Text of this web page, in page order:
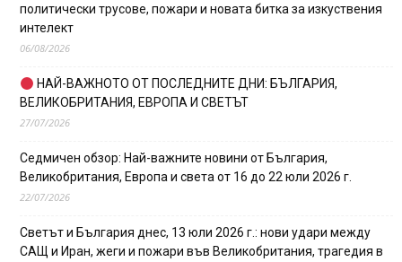
политически трусове, пожари и новата битка за изкуствения
интелект
06/08/2026
НАЙ-ВАЖНОТО ОТ ПОСЛЕДНИТЕ ДНИ: БЪЛГАРИЯ,
ВЕЛИКОБРИТАНИЯ, ЕВРОПА И СВЕТЪТ
27/07/2026
Седмичен обзор: Най-важните новини от България,
Великобритания, Европа и света от 16 до 22 юли 2026 г.
22/07/2026
Светът и България днес, 13 юли 2026 г.: нови удари между
САЩ и Иран, жеги и пожари във Великобритания, трагедия в